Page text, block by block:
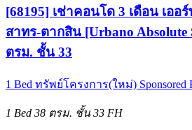
[68195] เช่าคอนโด 3 เดือน เออ
สาทร-ตากสิน [Urbano Absolute
ตรม. ชั้น 33
1 Bed ทรัพย์โครงการ(ใหม่) Sponsored
1 Bed 38 ตรม. ชั้น 33 FH